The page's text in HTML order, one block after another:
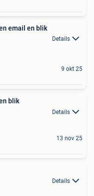
email en blik
Details
9 okt 25
blik
Details
13 nov 25
Details